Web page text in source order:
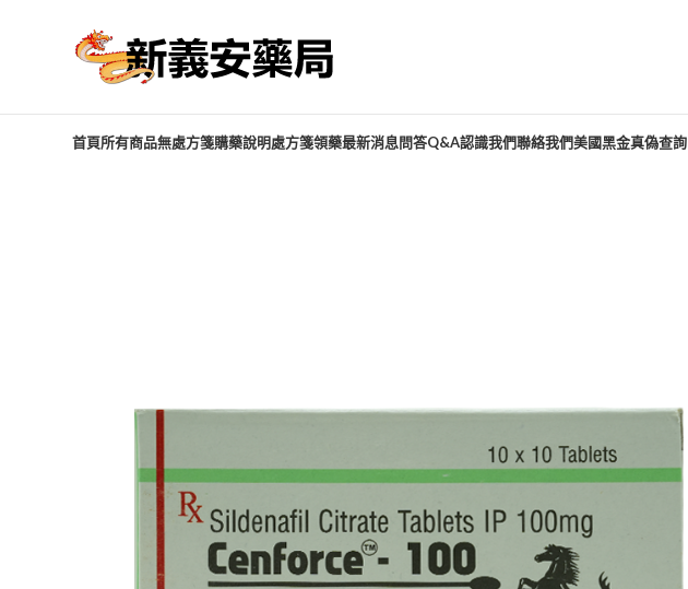
首頁所有商品無處方箋購藥說明處方箋領藥最新消息問答Q&A認識我們聯絡我們美國黑金真偽查詢